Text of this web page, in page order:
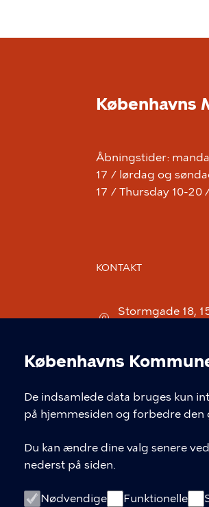
Københavns
De indsamlede data bruges kun
på hjemmesiden og forbedre den
Du kan ændre dine valg senere
nederst på siden.
Nødvendige Funktionelle
Københavns
Åbningstider:
17 / lørdag og
17 / Thursday 10-20
KONTAKT
Stormgade 18,
CVR nr.: 64 94